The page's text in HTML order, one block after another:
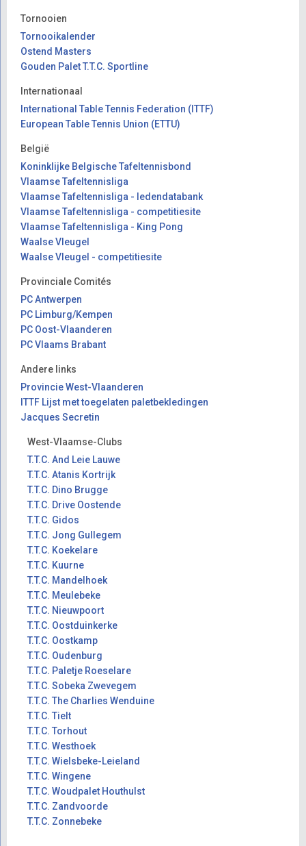
Tornooien
Tornooikalender
Ostend Masters
Gouden Palet T.T.C. Sportline
Internationaal
International Table Tennis Federation (ITTF)
European Table Tennis Union (ETTU)
België
Koninklijke Belgische Tafeltennisbond
Vlaamse Tafeltennisliga
Vlaamse Tafeltennisliga - ledendatabank
Vlaamse Tafeltennisliga - competitiesite
Vlaamse Tafeltennisliga - King Pong
Waalse Vleugel
Waalse Vleugel - competitiesite
Provinciale Comités
PC Antwerpen
PC Limburg/Kempen
PC Oost-Vlaanderen
PC Vlaams Brabant
Andere links
Provincie West-Vlaanderen
ITTF Lijst met toegelaten paletbekledingen
Jacques Secretin
West-Vlaamse-Clubs
T.T.C. And Leie Lauwe
T.T.C. Atanis Kortrijk
T.T.C. Dino Brugge
T.T.C. Drive Oostende
T.T.C. Gidos
T.T.C. Jong Gullegem
T.T.C. Koekelare
T.T.C. Kuurne
T.T.C. Mandelhoek
T.T.C. Meulebeke
T.T.C. Nieuwpoort
T.T.C. Oostduinkerke
T.T.C. Oostkamp
T.T.C. Oudenburg
T.T.C. Paletje Roeselare
T.T.C. Sobeka Zwevegem
T.T.C. The Charlies Wenduine
T.T.C. Tielt
T.T.C. Torhout
T.T.C. Westhoek
T.T.C. Wielsbeke-Leieland
T.T.C. Wingene
T.T.C. Woudpalet Houthulst
T.T.C. Zandvoorde
T.T.C. Zonnebeke